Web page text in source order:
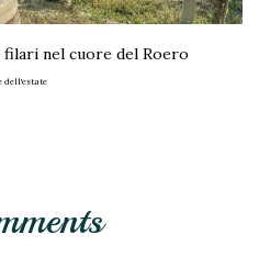
filari nel cuore del Roero
dell'estate